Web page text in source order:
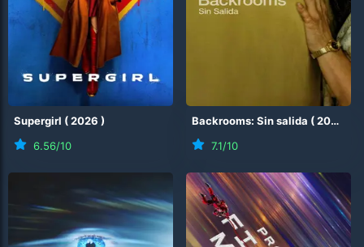
Supergirl (2026 )
6.56/10
Backrooms: Sin salida (2026
7.1/10